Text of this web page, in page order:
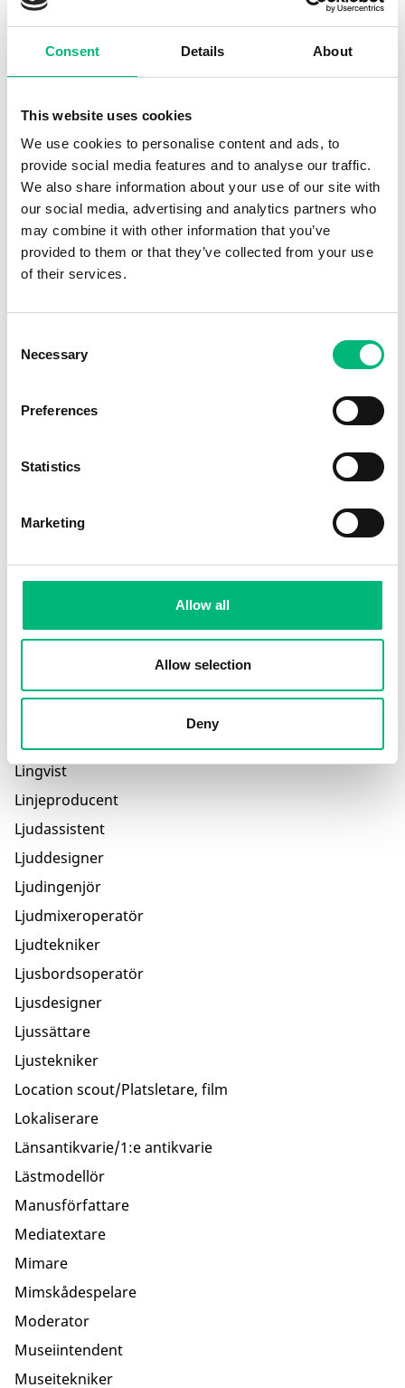
Consent Details About
This website uses cookies
We use cookies to personalise content and ads, to
provide social media features and to analyse our traffic.
We also share information about your use of our site with
our social media, advertising and analytics partners who
may combine it with other information that you’ve
provided to them or that they’ve collected from your use
of their services.
Selection
Necessary
Preferences
Statistics
Marketing
Allow all
Allow selection
Deny
Konferenstolk
Konsertmästare
Konstintendent
Konstkonsult
Konstnär
Konstsmed
Kontakttolk/Dialogtolk
Koordinator: kultur, media, film, scen, dataspel
Kopplingstekniker
Koreolog
Körledare
Layoutchef
Level designer/Leveldesigner
Lindansare
Lingvist
Linjeproducent
Ljudassistent
Ljuddesigner
Ljudingenjör
Ljudmixeroperatör
Ljudtekniker
Ljusbordsoperatör
Ljusdesigner
Ljussättare
Ljustekniker
Location scout/Platsletare, film
Lokaliserare
Länsantikvarie/1:e antikvarie
Lästmodellör
Manusförfattare
Mediatextare
Mimare
Mimskådespelare
Moderator
Museiintendent
Museitekniker